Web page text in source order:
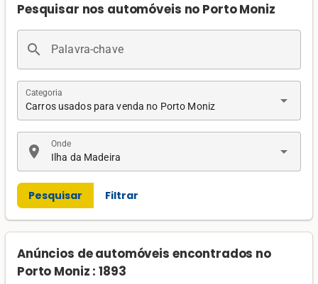
Pesquisar nos automóveis no Porto Moniz
search Palavra-chave
Carros usados para venda no Porto Moniz
Categoria arrow_drop_down
location_on Ilha da Madeira
Onde arrow_drop_down
Pesquisar Filtrar
Anúncios de automóveis encontrados no
Porto Moniz : 1893